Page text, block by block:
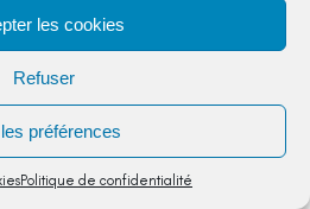
les cookies
Refuser
préférences
Politique de confidentialité